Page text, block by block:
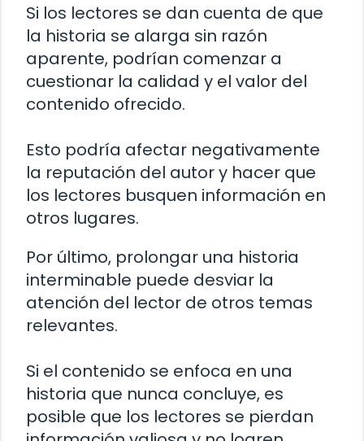
Si los lectores se dan cuenta de que
la historia se alarga sin razón
aparente, podrían comenzar a
cuestionar la calidad y el valor del
contenido ofrecido.
Esto podría afectar negativamente
la reputación del autor y hacer que
los lectores busquen información en
otros lugares.
Por último, prolongar una historia
interminable puede desviar la
atención del lector de otros temas
relevantes.
Si el contenido se enfoca en una
historia que nunca concluye, es
posible que los lectores se pierdan